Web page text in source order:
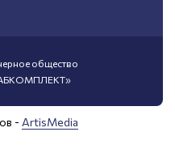
общество
- ArtisMedia